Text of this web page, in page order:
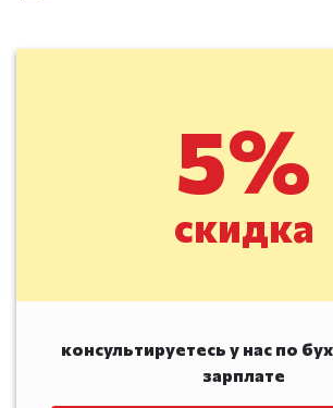
5%
скидка
консультируетесь у нас по
зарплате